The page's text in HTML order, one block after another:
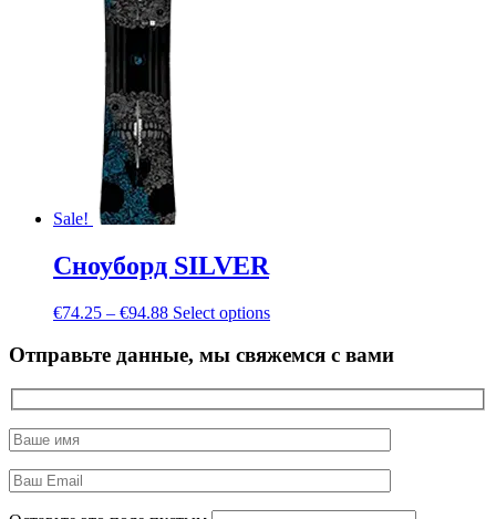
Sale!
Сноуборд SILVER
€74.25 – €94.88 Select options
Отправьте данные, мы свяжемся с вами